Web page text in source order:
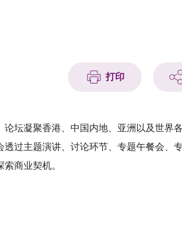
打印
坛凝聚香港、中国内地、亚洲以及世界
过主题演讲、讨论环节、专题午餐会、
商业契机。